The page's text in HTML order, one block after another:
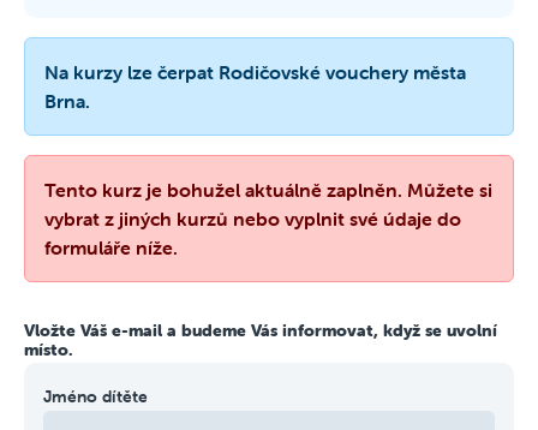
Na kurzy lze čerpat Rodičovské vouchery města
Brna.
Tento kurz je bohužel aktuálně zaplněn. Můžete si
vybrat z jiných kurzů nebo vyplnit své údaje do
formuláře níže.
Vložte Váš e-mail a budeme Vás informovat, když se uvolní
místo.
Jméno dítěte